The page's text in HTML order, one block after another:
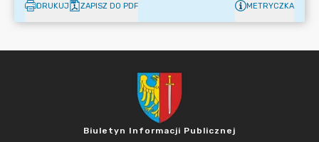
DRUKUJ ZAPISZ DO PDF METRYCZKA
Biuletyn Informacji Publicznej